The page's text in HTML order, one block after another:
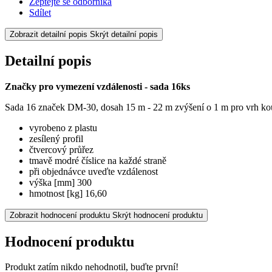
Sdílet
Zobrazit detailní popis Skrýt detailní popis
Detailní popis
Značky pro vymezení vzdálenosti - sada 16ks
Sada 16 značek DM-30, dosah 15 m - 22 m zvýšení o 1 m pro vrh
vyrobeno z plastu
zesílený profil
čtvercový průřez
tmavě modré číslice na každé straně
při objednávce uveďte vzdálenost
výška [mm] 300
hmotnost [kg] 16,60
Zobrazit hodnocení produktu Skrýt hodnocení produktu
Hodnocení produktu
Produkt zatím nikdo nehodnotil, buďte první!